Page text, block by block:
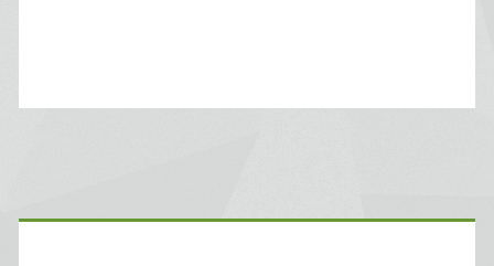
Primary